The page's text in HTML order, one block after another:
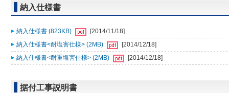
納入仕様書
納入仕様書 (823KB)
[2014/11/18]
納入仕様書<耐塩害仕様> (2MB)
[2014/12/18]
納入仕様書<耐重塩害仕様> (2MB)
[2014/12/18]
据付工事説明書